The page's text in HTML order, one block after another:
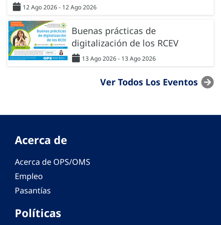
12 Ago 2026 - 12 Ago 2026
Buenas prácticas de
digitalización de los RCEV
13 Ago 2026 - 13 Ago 2026
Ver Todos Los Eventos
Acerca de
Acerca de OPS/OMS
Empleo
Pasantías
Políticas